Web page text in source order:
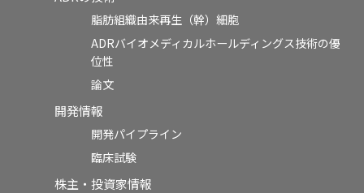
脂肪組織由来再生（幹）細胞
ADRバイオメディカルホールディングス技術の優
位性
論文
開発情報
開発パイプライン
臨床試験
株主・投資家情報